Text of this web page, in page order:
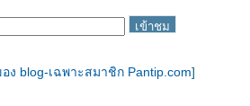
ง blog-เฉพาะสมาชิก Pantip.com]